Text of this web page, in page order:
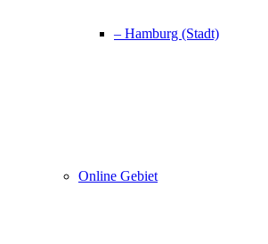
– Hamburg (Stadt)
Online Gebiet